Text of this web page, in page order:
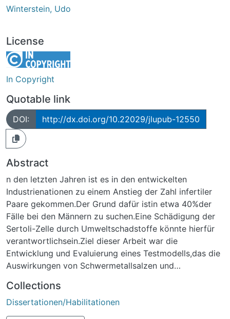
Winterstein, Udo
License
In Copyright
Quotable link
DOI: http://dx.doi.org/10.22029/jlupub-12550
Abstract
n den letzten Jahren ist es in den entwickelten
Industrienationen zu einem Anstieg der Zahl infertiler
Paare gekommen.Der Grund dafür istin etwa 40%der
Fälle bei den Männern zu suchen.Eine Schädigung der
Sertoli-Zelle durch Umweltschadstoffe könnte hierfür
verantwortlichsein.Ziel dieser Arbeit war die
Entwicklung und Evaluierung eines Testmodells,das die
Auswirkungen von Schwermetallsalzen und
Leistungen und die Vitalität von Sertoli-Zellen
untersucht.
Die Versuche wurden an Sertoli-Zellmonokulturen von
Collections
Dissertationen/Habilitationen